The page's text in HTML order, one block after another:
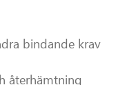
bindande krav
återhämtning